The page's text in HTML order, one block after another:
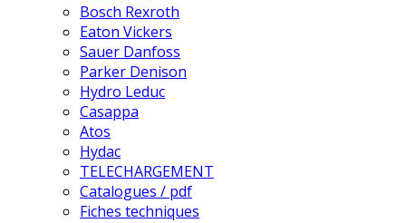
Bosch Rexroth
Eaton Vickers
Sauer Danfoss
Parker Denison
Hydro Leduc
Casappa
Atos
Hydac
TELECHARGEMENT
Catalogues / pdf
Fiches techniques